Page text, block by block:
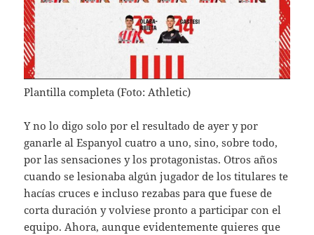
Plantilla completa (Foto: Athletic)
Y no lo digo solo por el resultado de ayer y por
ganarle al Espanyol cuatro a uno, sino, sobre todo,
por las sensaciones y los protagonistas. Otros años
cuando se lesionaba algún jugador de los titulares te
hacías cruces e incluso rezabas para que fuese de
corta duración y volviese pronto a participar con el
equipo. Ahora, aunque evidentemente quieres que